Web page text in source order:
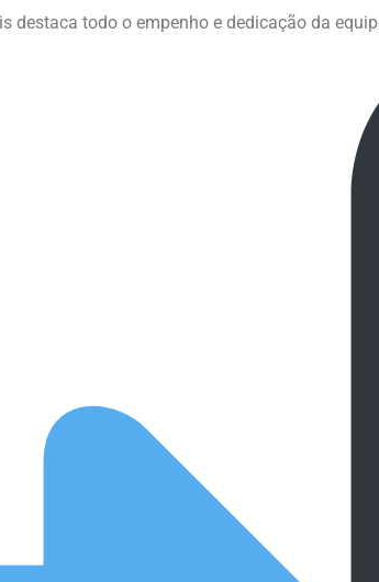
destaca todo o empenho e dedicação da